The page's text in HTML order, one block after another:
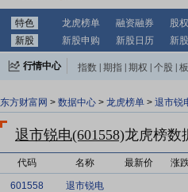
特色 龙虎榜单 融资融券 股
新股
新股申购 新股日历 新
行情中心 指数 期指 期权 个股
东方财富网 > 数据中心 > 龙虎榜单 > 退市锐
退市锐电(601558)龙虎榜数
代码 名称 最新价 涨
601558 退市锐电